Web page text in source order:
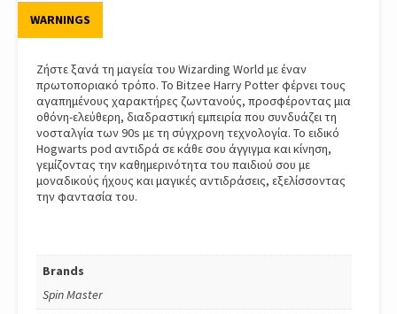
WARNINGS
Ζήστε ξανά τη μαγεία του Wizarding World με έναν
πρωτοποριακό τρόπο. Το Bitzee Harry Potter φέρνει τους
αγαπημένους χαρακτήρες ζωντανούς, προσφέροντας μια
οθόνη-ελεύθερη, διαδραστική εμπειρία που συνδυάζει τη
νοσταλγία των 90s με τη σύγχρονη τεχνολογία. Το ειδικό
Hogwarts pod αντιδρά σε κάθε σου άγγιγμα και κίνηση,
γεμίζοντας την καθημερινότητα του παιδιού σου με
μοναδικούς ήχους και μαγικές αντιδράσεις, εξελίσσοντας
την φαντασία του.
Brands
Spin Master